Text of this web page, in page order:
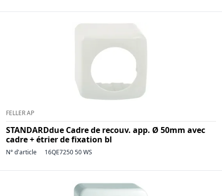
FELLER AP
STANDARDdue Cadre de recouv. app. Ø 50mm avec
cadre + étrier de fixation bl
N° d'article 16QE7250 50 WS